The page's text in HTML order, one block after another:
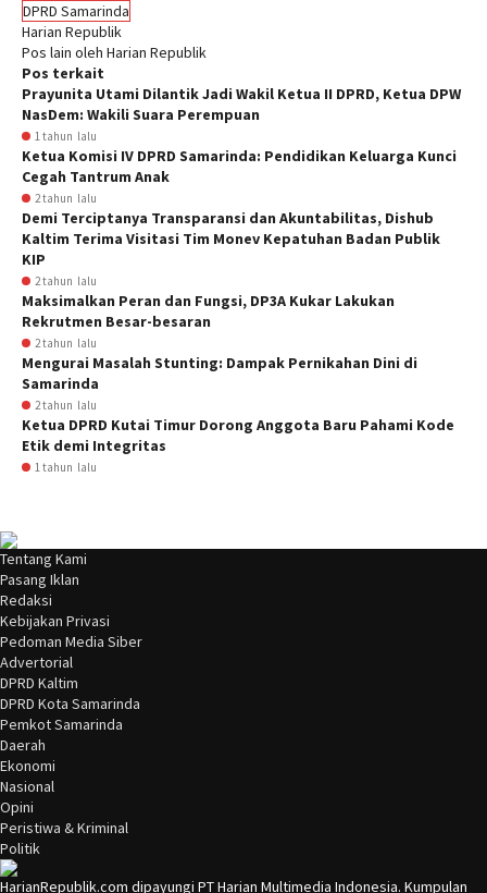
DPRD Samarinda
Harian Republik
Pos lain oleh Harian Republik
Pos terkait
Prayunita Utami Dilantik Jadi Wakil Ketua II DPRD, Ketua DPW
NasDem: Wakili Suara Perempuan
1 tahun lalu
Ketua Komisi IV DPRD Samarinda: Pendidikan Keluarga Kunci
Cegah Tantrum Anak
2 tahun lalu
Demi Terciptanya Transparansi dan Akuntabilitas, Dishub
Kaltim Terima Visitasi Tim Monev Kepatuhan Badan Publik
KIP
2 tahun lalu
Maksimalkan Peran dan Fungsi, DP3A Kukar Lakukan
Rekrutmen Besar-besaran
2 tahun lalu
Mengurai Masalah Stunting: Dampak Pernikahan Dini di
Samarinda
2 tahun lalu
Ketua DPRD Kutai Timur Dorong Anggota Baru Pahami Kode
Etik demi Integritas
1 tahun lalu
Tentang Kami
Pasang Iklan
Redaksi
Kebijakan Privasi
Pedoman Media Siber
Advertorial
DPRD Kaltim
DPRD Kota Samarinda
Pemkot Samarinda
Daerah
Ekonomi
Nasional
Opini
Peristiwa & Kriminal
Politik
HarianRepublik.com dipayungi PT Harian Multimedia Indonesia. Kumpulan